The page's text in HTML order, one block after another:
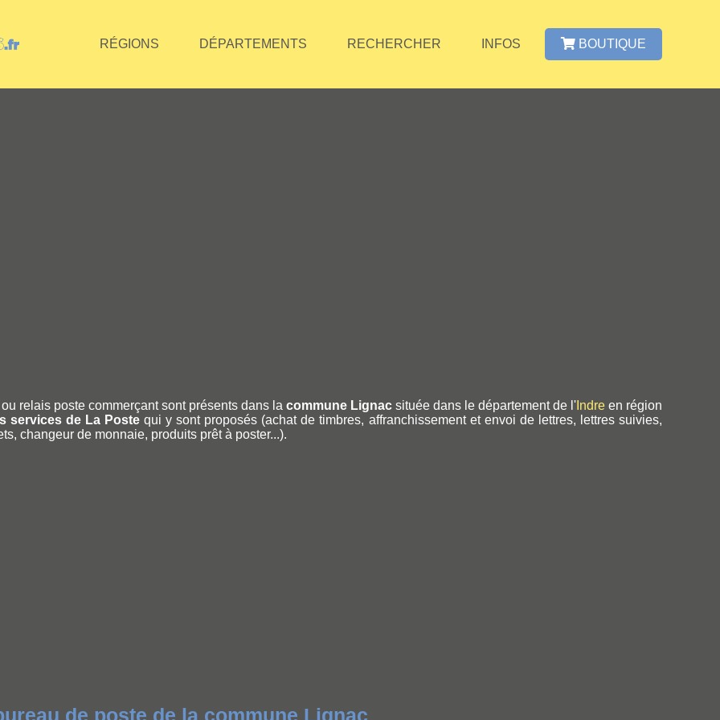
RÉGIONS DÉPARTEMENTS RECHERCHER INFOS BOUTIQUE
relais poste commerçant sont présents dans la commune Lignac située dans le département de l' Indre en région
services de La Postequi y sont proposés (achat de timbres, affranchissement et envoi de lettres, lettres suivies,
changeur de monnaie, produits prêt à poster...).
de poste de la commune Lignac